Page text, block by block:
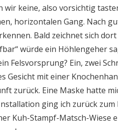
wir keine, also vorsichtig
horizontalen Gang. Nach
Bald zeichnet sich
würde ein Höhlengeher
Felsvorsprung? Ein, zwei
Gesicht mit einer
zurück. Eine Maske hatte
ging ich zurück zum
Kuh-Stampf-Matsch-Wiese